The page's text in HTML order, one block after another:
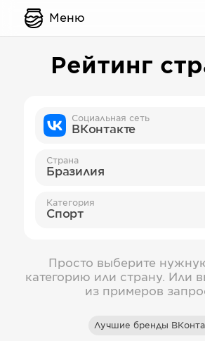
Меню
Рейтинг
Социальная сеть
ВКонтакте
Страна
Бразилия
Категория
Спорт
Просто выберите
категорию или страну. Или
из примеров
Лучшие бренды